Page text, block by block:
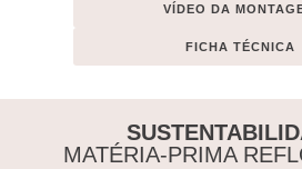
VÍDEO DA
FICHA TÉCNICA
MATÉRIA-PRIMA